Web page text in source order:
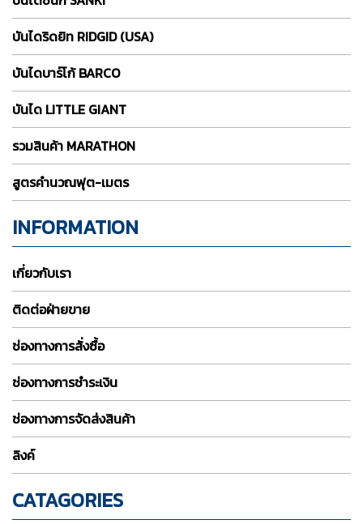
บันไดริดยิท RIDGID (USA)
บันไดบาร์โก้ BARCO
บันได LITTLE GIANT
รวมสินค้า MARATHON
สูตรคำนวณฟุต-เมตร
INFORMATION
เกี่ยวกับเรา
ติดต่อฝ่ายขาย
ช่องทางการสั่งซื้อ
ช่องทางการชำระเงิน
ช่องทางการจัดส่งสินค้า
ลิงค์
CATAGORIES